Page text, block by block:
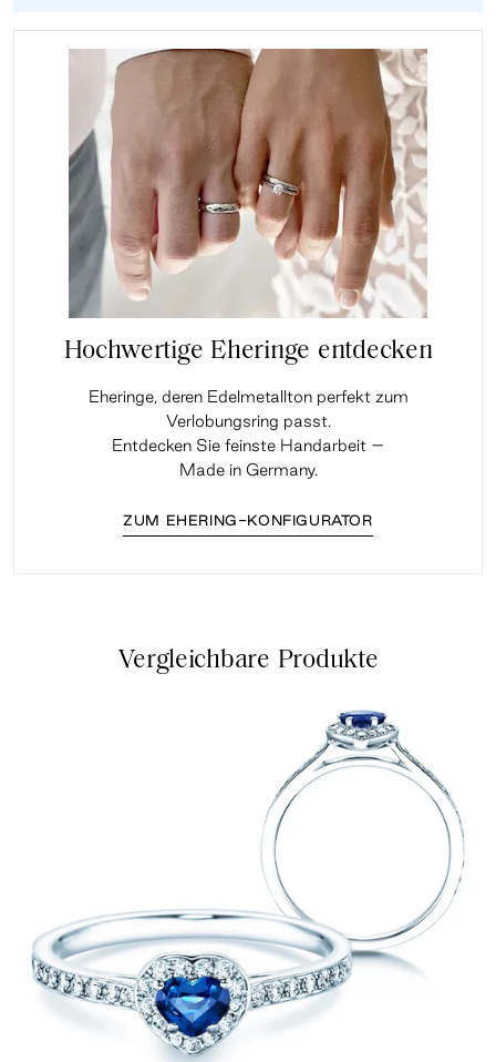
Hochwertige Eheringe entdecken
Eheringe, deren Edelmetallton perfekt zum
Verlobungsring passt.
Entdecken Sie feinste Handarbeit –
Made in Germany.
ZUM EHERING-KONFIGURATOR
Vergleichbare Produkte